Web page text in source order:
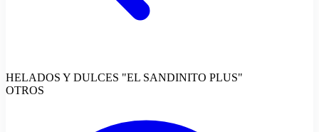
HELADOS Y DULCES "EL SANDINITO PLUS"
OTROS